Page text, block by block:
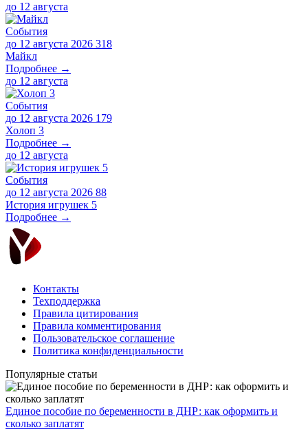
до 12 августа
События
до 12 августа 2026 318
Майкл
Подробнее →
до 12 августа
События
до 12 августа 2026 179
Холоп 3
Подробнее →
до 12 августа
События
до 12 августа 2026 88
История игрушек 5
Подробнее →
Контакты
Техподдержка
Правила цитирования
Правила комментирования
Пользовательское соглашение
Политика конфиденциальности
Популярные статьи
Единое пособие по беременности в ДНР: как оформить и
сколько заплатят